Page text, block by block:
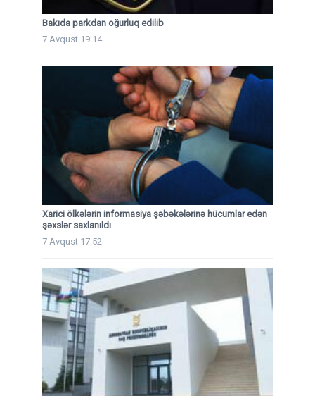
Bakıda parkdan oğurluq edilib
7 Avqust 19:14
Xarici ölkələrin informasiya şəbəkələrinə hücumlar edən
şəxslər saxlanıldı
7 Avqust 17:52